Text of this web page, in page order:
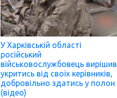
У Харківській області
російський
військовослужбовець вирішив
укритись від своїх керівників,
добровільно здатись у полон
(відео)